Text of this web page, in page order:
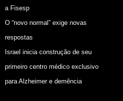
a Fisesp
O “novo normal” exige novas
respostas
Israel inicia construção de seu
primeiro centro médico exclusivo
para Alzheimer e demência